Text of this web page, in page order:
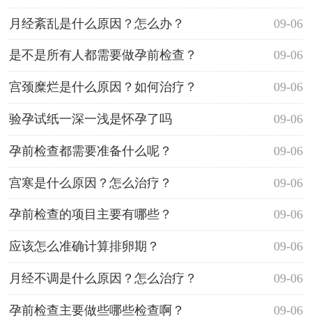
09-06
月经紊乱是什么原因？怎么办？
09-06
是不是所有人都需要做孕前检查？
09-06
宫颈糜烂是什么原因？如何治疗？
09-06
验孕试纸一深一浅是怀孕了吗
09-06
孕前检查都需要准备什么呢？
09-06
宫寒是什么原因？怎么治疗？
09-06
孕前检查的项目主要有哪些？
09-06
应该怎么准确计算排卵期？
09-06
月经不调是什么原因？怎么治疗？
09-06
孕前检查主要做些哪些检查啊？